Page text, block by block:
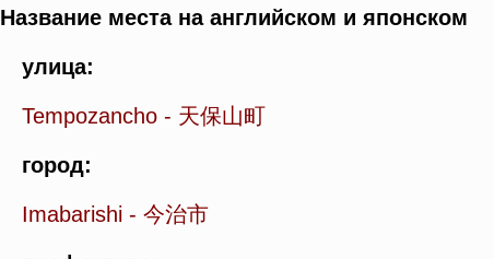
Название места на английском и японском
улица:
Tempozancho - 天保山町
город:
Imabarishi - 今治市